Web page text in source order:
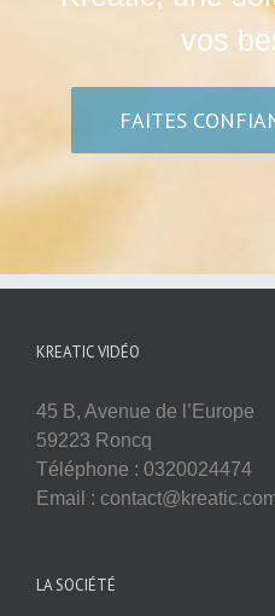
vos
FAITES
KREATIC VIDÉO
45 B, Avenue de l’Europe
59223 Roncq
Téléphone : 0320024474
Email :
LA SOCIÉTÉ